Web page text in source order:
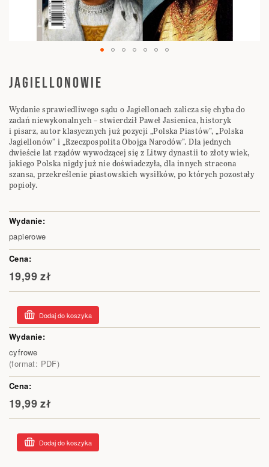
na
początek
JAGIELLONOWIE
Wydanie sprawiedliwego sądu o Jagiellonach zalicza się chyba do
zadań niewykonalnych – stwierdził Paweł Jasienica, historyk
i pisarz, autor klasycznych już pozycji „Polska Piastów”, „Polska
Jagiellonów” i „Rzeczpospolita Obojga Narodów”. Dla jednych
dwieście lat rządów wywodzącej się z Litwy dynastii to złoty wiek,
jakiego Polska nigdy już nie doświadczyła, dla innych stracona
szansa, przekreślenie piastowskich wysiłków, po których pozostały
popioły.
Elementy
produktów
grupowanych
papierowe
19,99 zł
Dodaj do koszyka
cyfrowe
(format: PDF)
19,99 zł
Dodaj do koszyka